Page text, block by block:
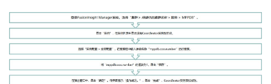
证
实
的
支
持
声
建